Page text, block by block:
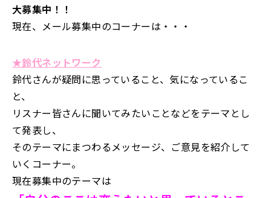
大募集中！！
現在、メール募集中のコーナーは・・・
★鈴代ネットワーク
鈴代さんが疑問に思っていること、気になっているこ
と、
リスナー皆さんに聞いてみたいことなどをテーマとし
て発表し、
そのテーマにまつわるメッセージ、ご意見を紹介して
いくコーナー。
現在募集中のテーマは